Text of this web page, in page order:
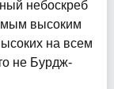
небоскреб
высоким
на всем
не Бурдж-